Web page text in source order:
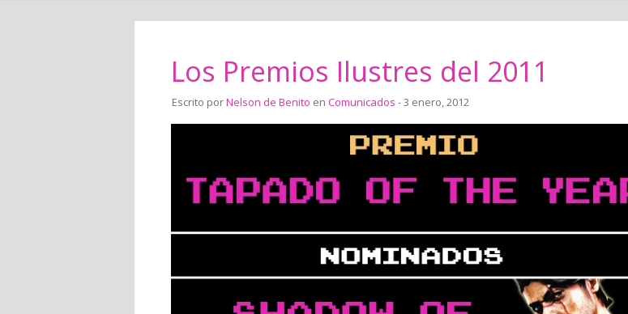
Los Premios Ilustres del 2011
Escrito porNelson de Benito en Comunicados - 3 enero, 2012